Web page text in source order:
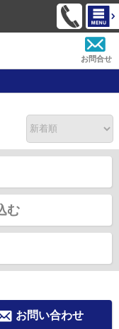
お問合せ
む
お問い合わせ